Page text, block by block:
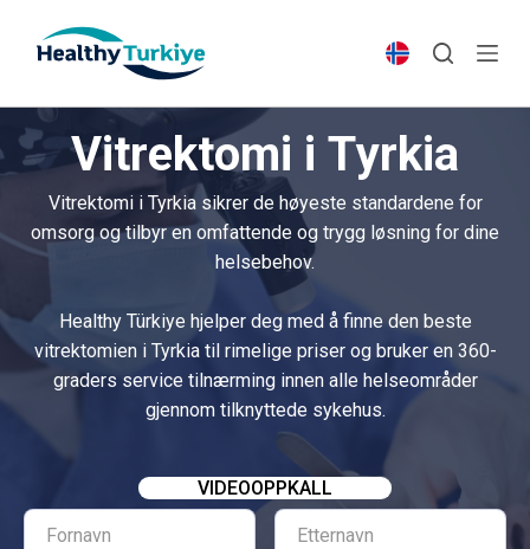
p
t
o
o
e
n
Vitrektomi i Tyrkia
Vitrektomi i Tyrkia sikrer de høyeste standardene for
omsorg og tilbyr en omfattende og trygg løsning for dine
helsebehov.
Healthy Türkiye hjelper deg med å finne den beste
vitrektomien i Tyrkia til rimelige priser og bruker en 360-
graders service tilnærming innen alle helseområder
gjennom tilknyttede sykehus.
VIDEOOPPKALL